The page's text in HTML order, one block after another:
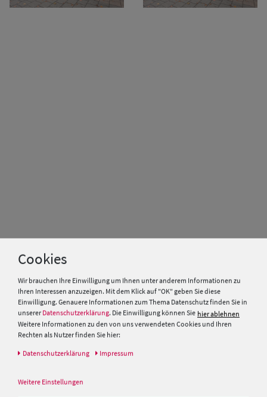
Herren UV-
UNSERE FACHGESCHÄFTE IN MÜNCHEN
Cookies
Wir brauchen Ihre Einwilligung um Ihnen unter anderem Informationen zu
Ihren Interessen anzuzeigen. Mit dem Klick auf "OK" geben Sie diese
Einwilligung. Genauere Informationen zum Thema Datenschutz finden Sie in
unserer Datenschutzerklärung. Die Einwilligung können Sie hier ablehnen
Weitere Informationen zu den von uns verwendeten Cookies und Ihren
Rechten als Nutzer finden Sie hier:
Daten­schutz­erklärung Impressum
Weitere Einstellungen